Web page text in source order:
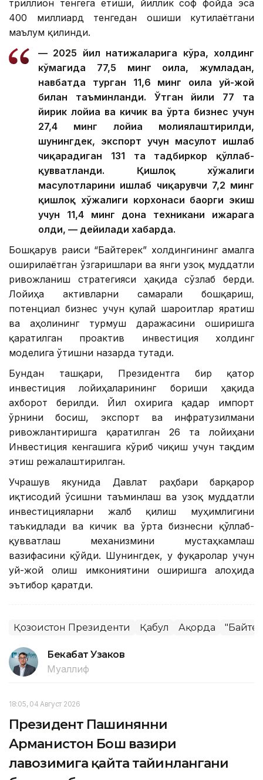
триллион тенгега етиши, йиллик соф фойда эса
400 миллиард тенгедан ошиши кутилаётгани
маълум қилинди.
— 2025 йил натижаларига кўра, холдинг
кўмагида 77,5 минг оила, жумладан,
навбатда турган 11,6 минг оила уй-жой
билан таъминланди. Ўтган йили 77 та
йирик лойиҳа ва кичик ва ўрта бизнес учун
27,4 минг лойиҳа молиялаштирилди,
шунингдек, экспорт учун маҳсулот ишлаб
чиқарадиган 131 та тадбиркор қўллаб-
қувватланди. Қишлоқ хўжалиги
маҳсулотларини ишлаб чиқарувчи 7,2 минг
қишлоқ хўжалиги корхонаси баҳорги экиш
учун 11,4 минг дона техникани ижарага
олди, — дейилади хабарда.
Бошқарув раиси “Байтерек” холдингининг амалга
оширилаётган ўзгаришлари ва янги узоқ муддатли
ривожланиш стратегияси ҳақида сўзлаб берди.
Лойиҳа активларни самарали бошқариш,
потенциал бизнес учун қулай шароитлар яратиш
ва аҳолининг турмуш даражасини оширишга
қаратилган проактив инвестиция холдинг
моделига ўтишни назарда тутади.
Бундан ташқари, Президентга бир қатор
инвестиция лойиҳаларининг бориши ҳақида
ахборот берилди. Йил охирига қадар импорт
ўрнини босиш, экспорт ва инфратузилмани
ривожлантиришга қаратилган 26 та лойиҳани
Инвестиция кенгашига кўриб чиқиш учун тақдим
этиш режалаштирилган.
Учрашув якунида Давлат раҳбари барқарор
иқтисодий ўсишни таъминлаш ва узоқ муддатли
инвестицияларни жалб қилиш муҳимлигини
таъкидлади ва кичик ва ўрта бизнесни қўллаб-
қувватлаш механизмини мустаҳкамлаш
вазифасини қўйди. Шунингдек, у фуқаролар учун
уй-жой олиш имкониятини оширишга алоҳида
эътибор қаратди.
Қозоғистон Президенти Қабул Ақорда
Бекабат Узаков
Муаллиф
18:05, 04 Август 2026
Президент Пашинянни
Арманистон Бош вазири
лавозимига қайта тайинлангани